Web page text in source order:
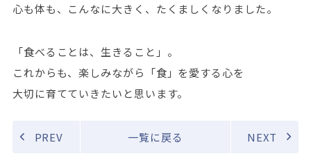
心も体も、こんなに大きく、たくましくなりました。
「食べることは、生きること」。
これからも、楽しみながら「食」を愛する心を
大切に育てていきたいと思います。
PREV 一覧に戻る NEXT